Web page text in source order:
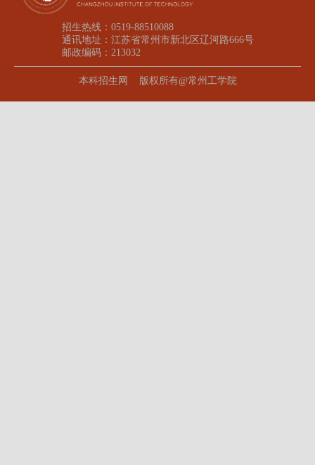
招生热线：0519-88510088
通讯地址：江苏省常州市新北区辽河路666号
邮政编码：213032
本科招生网 版权所有@常州工学院